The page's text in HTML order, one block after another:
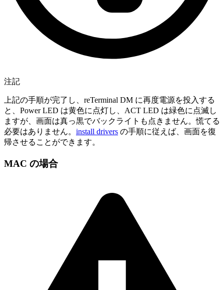
注記
上記の手順が完了し、reTerminal DM に再度電源を投入する
と、Power LED は黄色に点灯し、ACT LED は緑色に点滅し
ますが、画面は真っ黒でバックライトも点きません。慌てる
必要はありません。 install drivers の手順に従えば、画面を復
帰させることができます。
MAC の場合